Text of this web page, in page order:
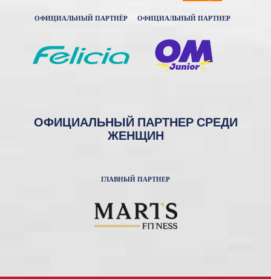
ОФИЦИАЛЬНЫЙ ПАРТНЁР ОФИЦИАЛЬНЫЙ ПАРТНЕР
ОФИЦИАЛЬНЫЙ ПАРТНЕР СРЕДИ
ЖЕНЩИН
ГЛАВНЫЙ ПАРТНЕР